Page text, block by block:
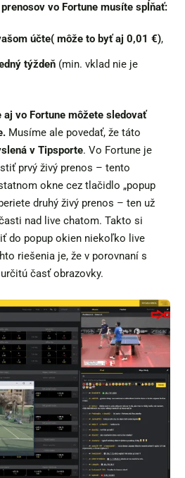
vo Fortune musíte spĺňať:
účte( môže to byť aj 0,01 €),
týždeň (min. vklad nie je
aj vo Fortune môžete sledovať
Musíme ale povedať, že táto
v Tipsporte. Vo Fortune je
prvý živý prenos – tento
okne cez tlačidlo „popup
druhý živý prenos – ten už
nad live chatom. Takto si
do popup okien niekoľko live
riešenia je, že v porovnaní s
časť obrazovky.